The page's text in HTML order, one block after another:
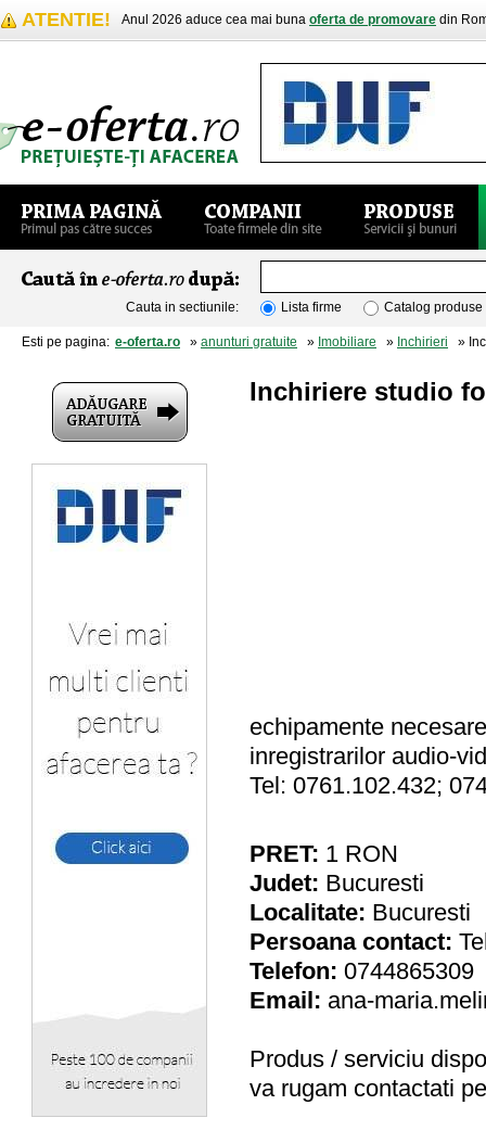
ATENTIE! Anul 2026 aduce cea mai buna oferta de promovare din
Cauta in sectiunile: Lista firme Catalog produse
Esti pe pagina: e-oferta.ro » anunturi gratuite » Imobiliare » Inchirieri »
Inchiriere studio
echipamente
inregistrarilor audio-
Tel: 0761.102.432;
PRET: 1 RON
Judet: Bucuresti
Localitate: Bucuresti
Persoana contact:
Telefon: 0744865309
Email: ana-
Produs / serviciu
va rugam contactati